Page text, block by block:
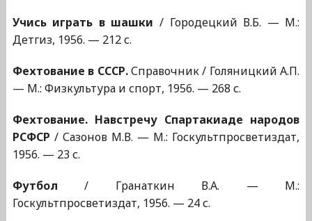
Учись играть в шашки / Городецкий В.Б. — М.:
Детгиз, 1956. — 212 с.
Фехтование в СССР.Справочник / Голяницкий А.П.
— М.: Физкультура и спорт, 1956. — 268 с.
Фехтование. Навстречу Спартакиаде народов
РСФСР / Сазонов М.В. — М.: Госкультпросветиздат,
1956. — 23 с.
Футбол / Гранаткин В.А. — М.:
Госкультпросветиздат, 1956. — 24 с.